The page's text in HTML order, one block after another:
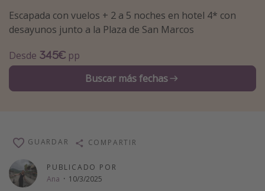
Inspiración para viajes
Camping
Glamping
Viajar sola como mujer
Vacaciones de Playa
Viajes para singles
Escapada con vuelos + 2 a 5 noches en hotel 4* con
desayunos junto a la Plaza de San Marcos
Desde 345€ pp
Buscar más fechas
PUBLICADO POR
Ana · 10/3/2025
GUARDAR COMPARTIR